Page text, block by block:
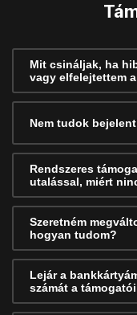
Mit csináljak, ha
vagy elfelejtettem
Nem tudok
Rendszeres
utalással, miért
Szeretném
hogyan tudom?
Lejár a
számát a